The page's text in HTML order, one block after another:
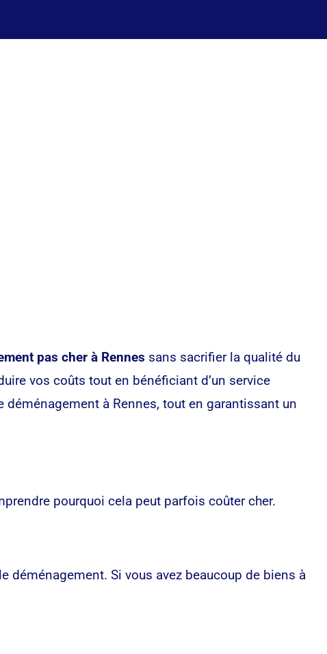
pas cher à Rennes sans sacrifier la qualité du
vos coûts tout en bénéficiant d’un service
à Rennes, tout en garantissant un
pourquoi cela peut parfois coûter cher.
déménagement. Si vous avez beaucoup de biens à